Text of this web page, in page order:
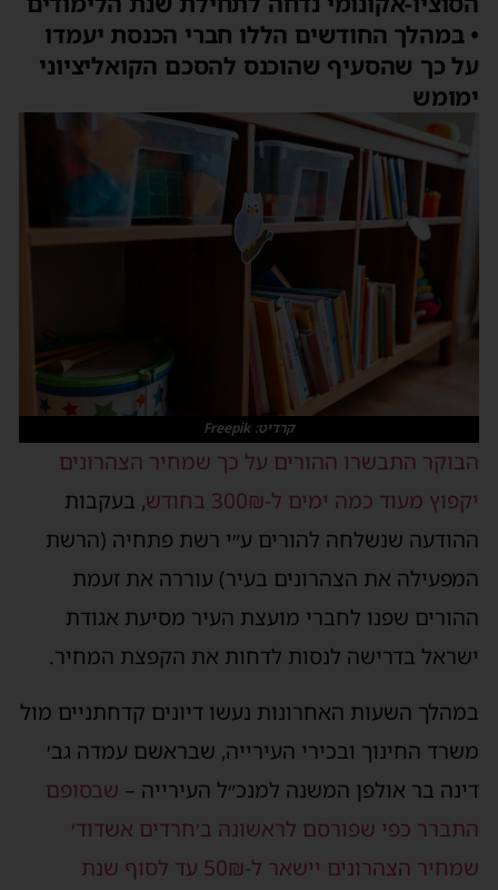
• במהלך החודשים הללו חברי הכנסת יעמדו
על כך שהסעיף שהוכנס להסכם הקואליציוני
ימומש
קרדיט: Freepik
הבוקר התבשרו ההורים על כך שמחיר הצהרונים
יקפוץ מעוד כמה ימים ל-300₪ בחודש
, בעקבות
ההודעה שנשלחה להורים ע״י רשת פתחיה (הרשת
המפעילה את הצהרונים בעיר) עוררה את זעמת
ההורים שפנו לחברי מועצת העיר מסיעת אגודת
ישראל בדרישה לנסות לדחות את הקפצת המחיר.
במהלך השעות האחרונות נעשו דיונים קדחתניים מול
משרד החינוך ובכירי העירייה, שבראשם עמדה גב׳
דינה בר אולפן המשנה למנכ״ל העירייה – שבסופם
התברר כפי שפורסם לראשונה ב׳חרדים אשדוד׳
שמחיר הצהרונים יישאר ל-50₪ עד לסוף שנת